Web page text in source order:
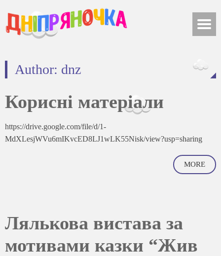
Author: dnz
Корисні матеріали
https://drive.google.com/file/d/1-
MdXLesjWVu6mIKvcED8LJ1wLK55Nisk/view?usp=sharing
MORE
Лялькова вистава за
мотивами казки “Жив